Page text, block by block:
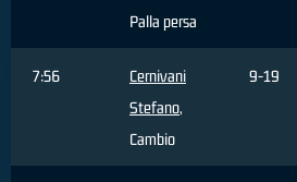
Palla persa
7:56
Cernivani
Stefano,
Cambio
9-19